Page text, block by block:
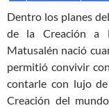
Dentro los planes
de la Creación a
Matusalén nació
permitió convivir
contarle con lujo
Creación del